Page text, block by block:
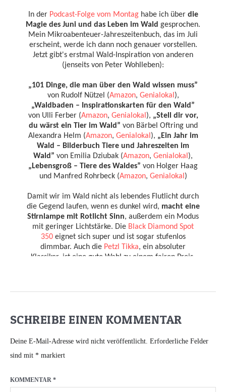
SCHREIBE EINEN KOMMENTAR
Deine E-Mail-Adresse wird nicht veröffentlicht. Erforderliche Felder
sind mit * markiert
KOMMENTAR *